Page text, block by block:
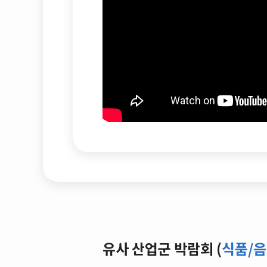
유사 산업군 박람회 (식품/